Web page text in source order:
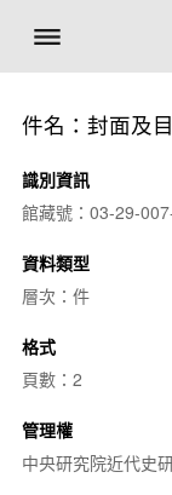
件名：封面及
識別資訊
館藏號：03-29-
資料類型
層次：件
格式
頁數：2
管理權
中央研究院近代史